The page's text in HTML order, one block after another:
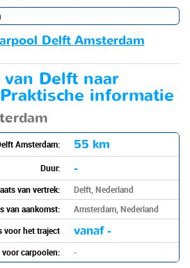
Delft Amsterdam
Delft naar
informatie
Amsterdam: 55 km
Duur: -
van vertrek:
Delft, Nederland
van aankomst:
Amsterdam, Nederland
voor het traject
vanaf -
carpoolen: -